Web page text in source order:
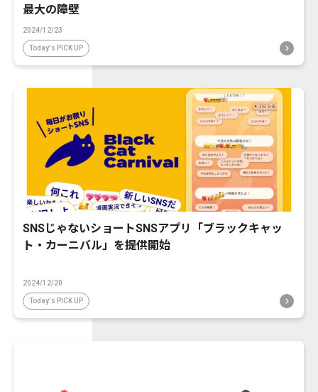
最大の障壁
2024/12/23
Today's PICK UP
SNSじゃないショートSNSアプリ「ブラックキャッ
ト・カーニバル」を提供開始
2024/12/20
Today's PICK UP